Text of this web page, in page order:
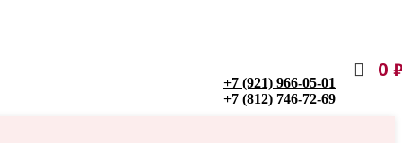
+7 (921) 966-05-01
+7 (812) 746-72-69
0